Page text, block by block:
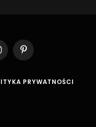
Pinterest
PRYWATNOŚCI